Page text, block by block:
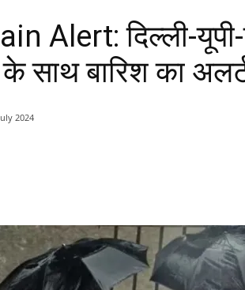
Alert: दिल्ली-यूपी-
साथ बारिश का
2024